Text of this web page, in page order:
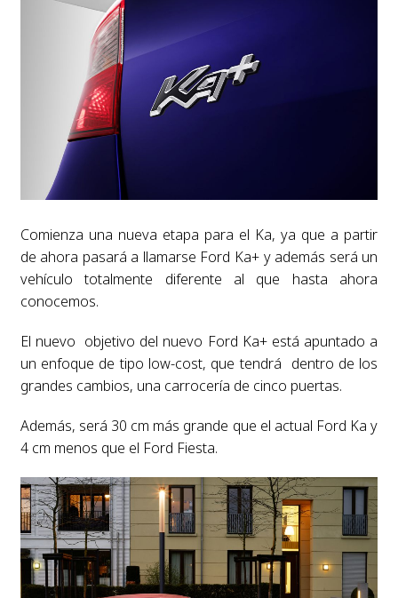
Comienza una nueva etapa para el Ka, ya que a partir
de ahora pasará a llamarse Ford Ka+ y además será un
vehículo totalmente diferente al que hasta ahora
conocemos.
El nuevo objetivo del nuevo Ford Ka+ está apuntado a
un enfoque de tipo low-cost, que tendrá dentro de los
grandes cambios, una carrocería de cinco puertas.
Además, será 30 cm más grande que el actual Ford Ka y
4 cm menos que el Ford Fiesta.